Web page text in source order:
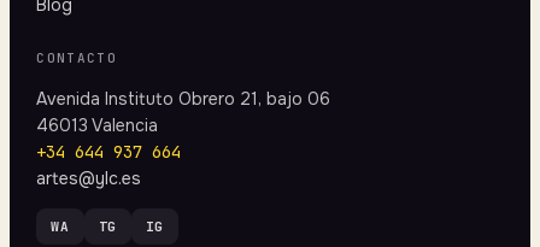
Blog
CONTACTO
Avenida Instituto Obrero 21, bajo 06
46013 Valencia
+34 644 937 664
artes@ylc.es
WA TG IG